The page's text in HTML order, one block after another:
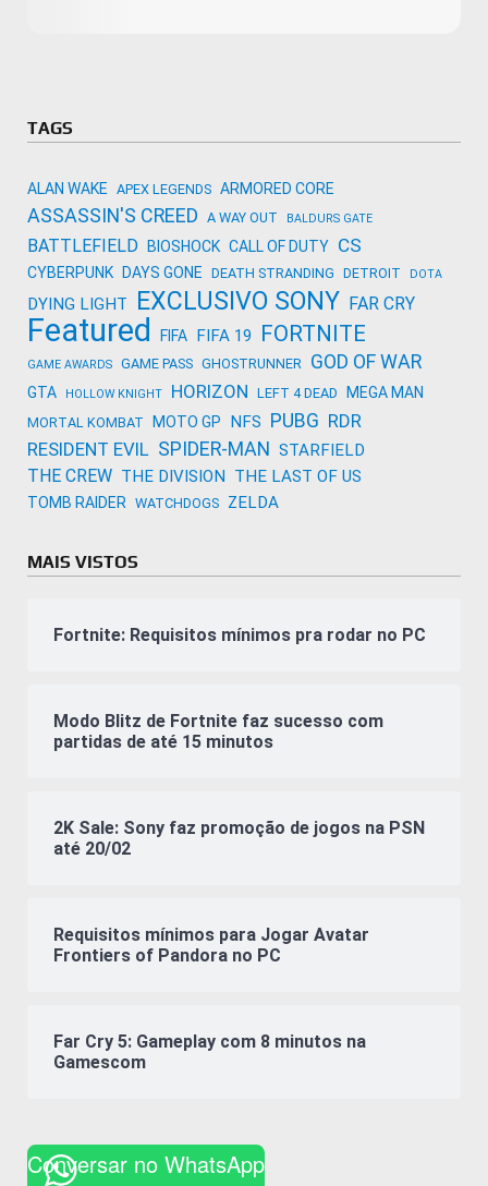
TAGS
ALAN WAKE APEX LEGENDS ARMORED CORE
ASSASSIN'S CREED A WAY OUT BALDURS GATE
BATTLEFIELD BIOSHOCK CALL OF DUTY CS
CYBERPUNK DAYS GONE DEATH STRANDING DETROIT DOTA
DYING LIGHT EXCLUSIVO SONY FAR CRY
Featured FIFA FIFA 19 FORTNITE
GAME AWARDS GAME PASS GHOSTRUNNER GOD OF WAR
GTA HOLLOW KNIGHT HORIZON LEFT 4 DEAD MEGA MAN
MORTAL KOMBAT MOTO GP NFS PUBG RDR
RESIDENT EVIL SPIDER-MAN STARFIELD
THE CREW THE DIVISION THE LAST OF US
TOMB RAIDER WATCHDOGS ZELDA
MAIS VISTOS
Fortnite: Requisitos mínimos pra rodar no PC
Modo Blitz de Fortnite faz sucesso com
partidas de até 15 minutos
2K Sale: Sony faz promoção de jogos na PSN
até 20/02
Requisitos mínimos para Jogar Avatar
Frontiers of Pandora no PC
Far Cry 5: Gameplay com 8 minutos na
Gamescom
Conversar no WhatsApp